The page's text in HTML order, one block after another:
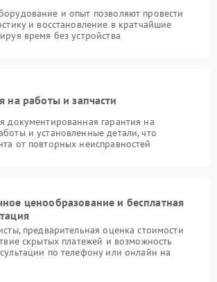
и опыт позволяют провести
и восстановление в кратчайшие
время без устройства
на работы и запчасти
документированная гарантия на
и установленные детали, что
от повторных неисправностей
ценообразование и бесплатная
предварительная оценка стоимости
скрытых платежей и возможность
по телефону или онлайн на